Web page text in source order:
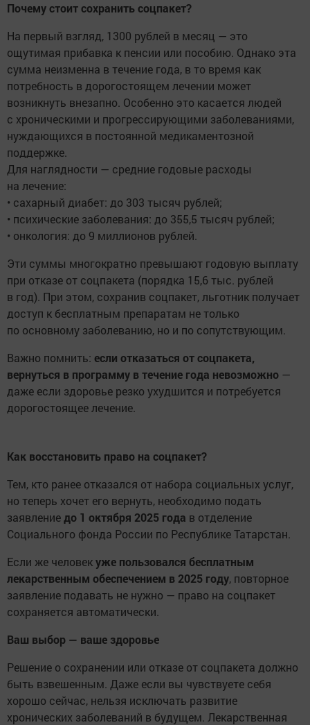
Почему стоит сохранить соцпакет?
На первый взгляд, 1300 рублей в месяц — это
ощутимая прибавка к пенсии или пособию. Однако эта
сумма неизменна в течение года, в то время как
потребность в дорогостоящем лечении может
возникнуть внезапно. Особенно это касается людей
с хроническими и прогрессирующими заболеваниями,
нуждающихся в постоянной медикаментозной
поддержке.
Для наглядности — средние годовые расходы
на лечение:
• сахарный диабет: до 303 тысяч рублей;
• психические заболевания: до 355,5 тысяч рублей;
• онкология: до 9 миллионов рублей.
Эти суммы многократно превышают годовую выплату
при отказе от соцпакета (порядка 15,6 тыс. рублей
в год). При этом, сохранив соцпакет, льготник получает
доступ к бесплатным препаратам не только
по основному заболеванию, но и по сопутствующим.
Важно помнить: если отказаться от соцпакета,
вернуться в программу в течение года невозможно —
даже если здоровье резко ухудшится и потребуется
дорогостоящее лечение.
Как восстановить право на соцпакет?
Тем, кто ранее отказался от набора социальных услуг,
но теперь хочет его вернуть, необходимо подать
заявлениедо 1 октября 2025 года в отделение
Социального фонда России по Республике Татарстан.
Если же человекуже пользовался бесплатным
лекарственным обеспечением в 2025 году, повторное
заявление подавать не нужно — право на соцпакет
сохраняется автоматически.
Ваш выбор — ваше здоровье
Решение о сохранении или отказе от соцпакета должно
быть взвешенным. Даже если вы чувствуете себя
хорошо сейчас, нельзя исключать развитие
хронических заболеваний в будущем. Лекарственная